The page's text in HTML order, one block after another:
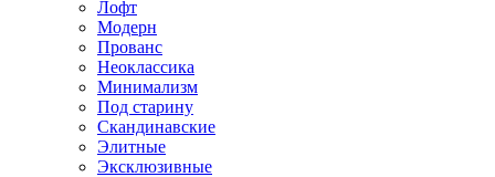
Лофт
Модерн
Прованс
Неоклассика
Минимализм
Под старину
Скандинавские
Элитные
Эксклюзивные